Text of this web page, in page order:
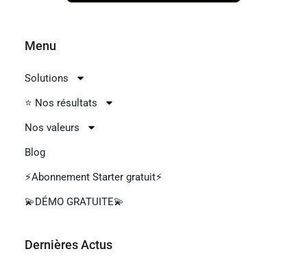
Menu
Solutions
⭐ Nos résultats
Nos valeurs
Blog
⚡Abonnement Starter gratuit⚡
💫DÉMO GRATUITE💫
Dernières Aсtus